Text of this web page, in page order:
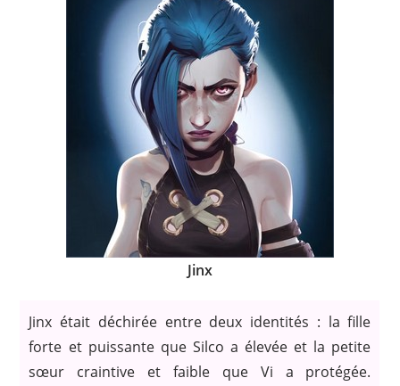
Jinx
Jinx était déchirée entre deux identités : la fille
forte et puissante que Silco a élevée et la petite
sœur craintive et faible que Vi a protégée.